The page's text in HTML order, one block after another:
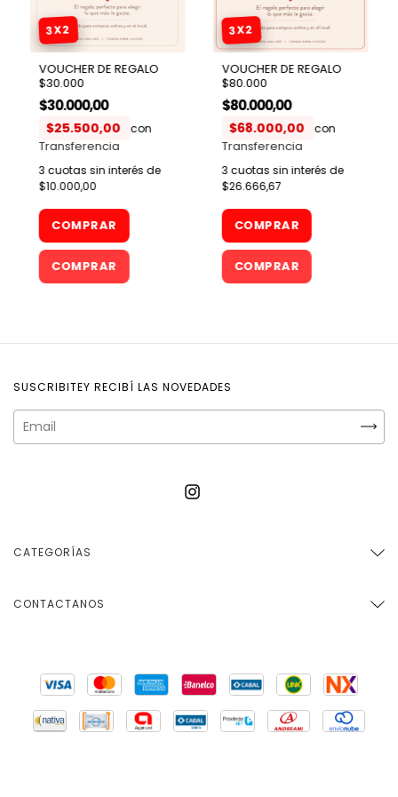
3X2
VOUCHER DE REGALO
$30.000
$30.000,00
$25.500,00 con
3 cuotas sin interés de
$10.000,00
COMPRAR
3X2
VOUCHER DE REGALO
$80.000
$80.000,00
$68.000,00 con
3 cuotas sin interés de
$26.666,67
COMPRAR
SUSCRIBITEY RECIBÍ LAS NOVEDADES
CATEGORÍAS
CONTACTANOS